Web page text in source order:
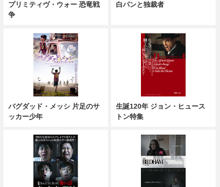
プリミティヴ・ウォー 恐竜戦
争
白パンと独裁者
バグダッド・メッシ 片足のサ
ッカー少年
生誕120年 ジョン・ヒュース
トン特集